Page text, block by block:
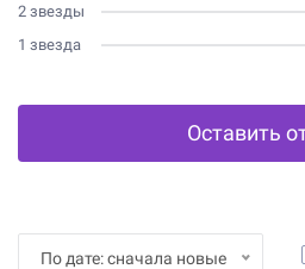
2 звезды
1 звезда
Оставить
По дате: сначала новые